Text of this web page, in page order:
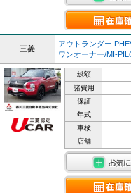
三菱
アウトランダー
ワンオーナー/MI-
総額
諸費用
保証
年式
車検
店舗